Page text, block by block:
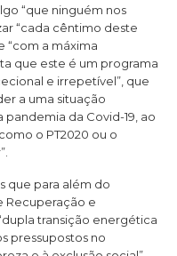
“que ninguém nos
“cada cêntimo deste
“com a máxima
que este é um programa
e irrepetível”, que
a uma situação
pandemia da Covid-19, ao
o PT2020 ou o
que para além do
Recuperação e
transição energética
pressupostos no